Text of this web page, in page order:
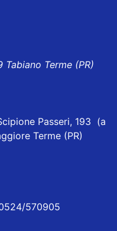
Terme (PR)
Passeri, 193 (a
Terme (PR)
570905